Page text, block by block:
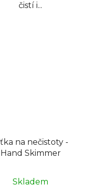
čistí i...
na nečistoty -
Hand Skimmer
Skladem